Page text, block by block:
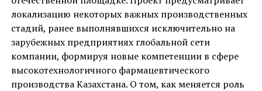
локализацию некоторых важных производственных
стадий, ранее выполнявшихся исключительно на
зарубежных предприятиях глобальной сети
компании, формируя новые компетенции в сфере
высокотехнологичного фармацевтического
производства Казахстана. О том, как меняется роль